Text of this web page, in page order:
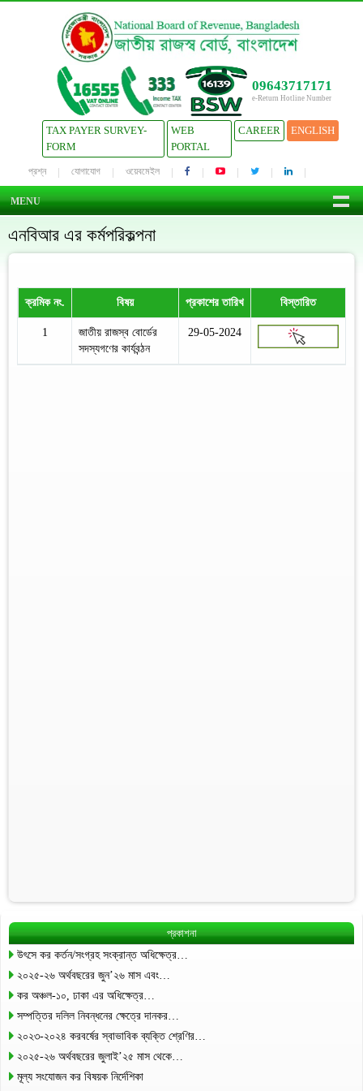
09643717171
e-Return Hotline Number
TAX PAYER SURVEY-
FORM
WEB
PORTAL
CAREER ENGLISH
প্রশ্ন যোগাযোগ ওয়েবমেইল
MENU
এনবিআর এর কর্মপরিকল্পনা
ক্রমিক নং. বিষয় প্রকাশের তারিখ বিস্তারিত
1
জাতীয় রাজস্ব বোর্ডের
সদস্যগণের কার্যবন্ঠন
29-05-2024
প্রকাশনা
উৎসে কর কর্তন/সংগ্রহ সংক্রান্ত অধিক্ষেত্র…
২০২৫-২৬ অর্থবছরের জুন’২৬ মাস এবং…
কর অঞ্চল-১০, ঢাকা এর অধিক্ষেত্র…
সম্পত্তির দলিল নিবন্ধনের ক্ষেত্রে দানকর…
২০২৩-২০২৪ করবর্ষের স্বাভাবিক ব্যক্তি শ্রেণির…
২০২৫-২৬ অর্থবছরের জুলাই’২৫ মাস থেকে…
মূল্য সংযোজন কর বিষয়ক নির্দেশিকা